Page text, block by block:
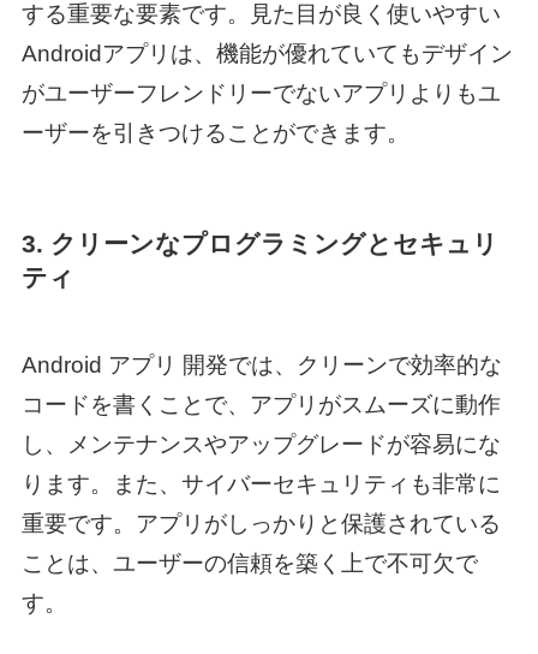
する重要な要素です。見た目が良く使いやすい
Androidアプリは、機能が優れていてもデザイン
がユーザーフレンドリーでないアプリよりもユ
ーザーを引きつけることができます。
3. クリーンなプログラミングとセキュリ
ティ
Android アプリ 開発では、クリーンで効率的な
コードを書くことで、アプリがスムーズに動作
し、メンテナンスやアップグレードが容易にな
ります。また、サイバーセキュリティも非常に
重要です。アプリがしっかりと保護されている
ことは、ユーザーの信頼を築く上で不可欠で
す。